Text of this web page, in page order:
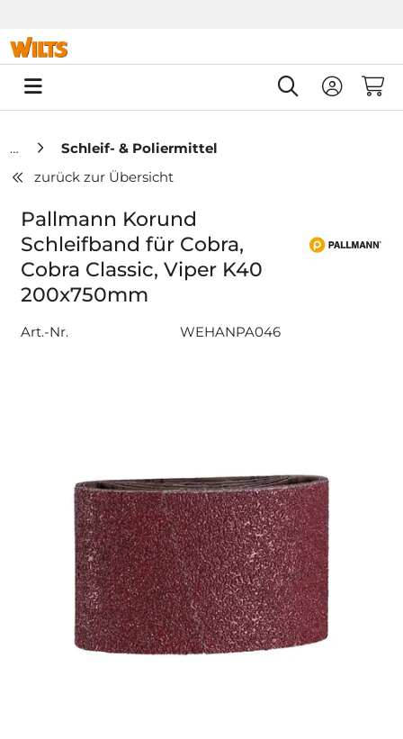
0
Schleif- & Poliermittel
zurück zur Übersicht
Pallmann Korund
Schleifband für Cobra,
Cobra Classic, Viper K40
200x750mm
Art.-Nr. WEHANPA046